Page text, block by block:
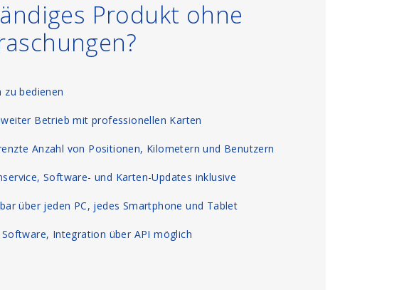
Produkt ohne
zu bedienen
Betrieb mit professionellen Karten
Anzahl von Positionen, Kilometern und Benutzern
Software- und Karten-Updates inklusive
über jeden PC, jedes Smartphone und Tablet
Software, Integration über API möglich